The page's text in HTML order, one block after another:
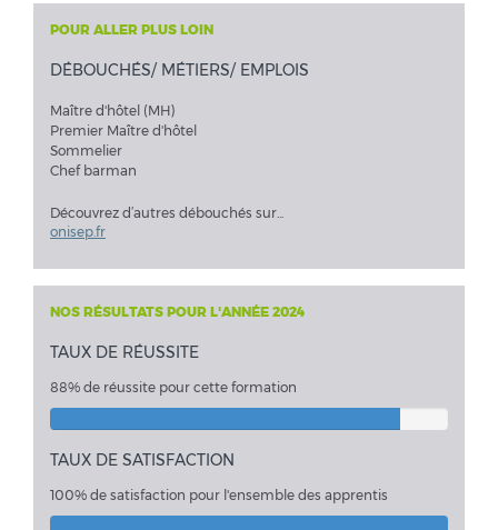
POUR ALLER PLUS LOIN
DÉBOUCHÉS/ MÉTIERS/ EMPLOIS
Maître d'hôtel (MH)
Premier Maître d'hôtel
Sommelier
Chef barman
Découvrez d’autres débouchés sur...
onisep.fr
NOS RÉSULTATS POUR L'ANNÉE 2024
TAUX DE RÉUSSITE
88% de réussite pour cette formation
TAUX DE SATISFACTION
100% de satisfaction pour l'ensemble des apprentis